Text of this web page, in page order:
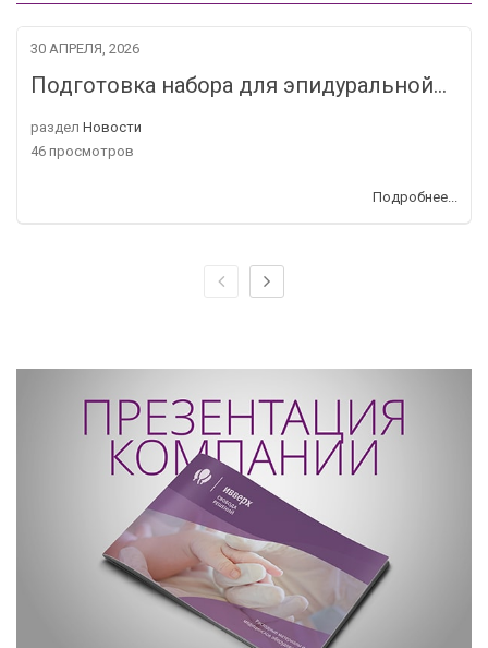
30 АПРЕЛЯ, 2026
Подготовка набора для эпидуральной…
раздел Новости
46 просмотров
Подробнее...